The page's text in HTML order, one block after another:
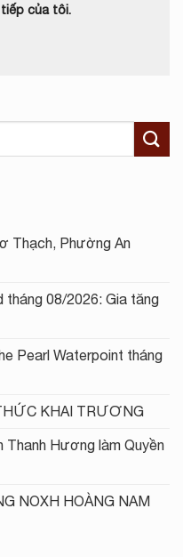
của tôi.
Thạch, Phường An
tháng 08/2026: Gia tăng
Pearl Waterpoint tháng
KHAI TRƯƠNG
Thanh Hương làm Quyền
NOXH HOÀNG NAM